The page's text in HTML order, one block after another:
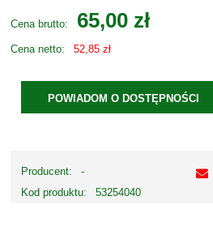
Cena brutto: 65,00 zł
Cena netto: 52,85 zł
POWIADOM O DOSTĘPNOŚCI
Producent:
-
Kod produktu:
53254040